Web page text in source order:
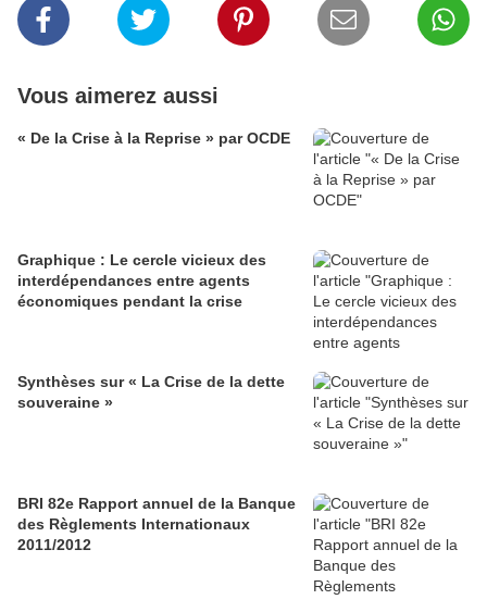
Vous aimerez aussi
« De la Crise à la Reprise » par OCDE
Graphique : Le cercle vicieux des
interdépendances entre agents
économiques pendant la crise
Synthèses sur « La Crise de la dette
souveraine »
BRI 82e Rapport annuel de la Banque
des Règlements Internationaux
2011/2012